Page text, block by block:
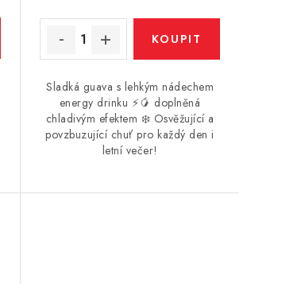
Sladká guava s lehkým nádechem
energy drinku ⚡🥭 doplněná
chladivým efektem ❄️ Osvěžující a
povzbuzující chuť pro každý den i
letní večer!